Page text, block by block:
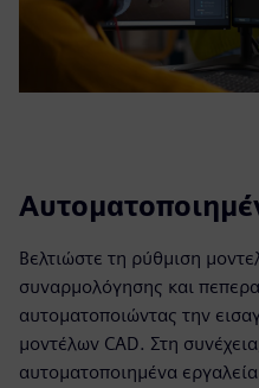
Βελτιώστε τη ρύθμιση
συναρμολόγησης και
αυτοματοποιώντας την
μοντέλων CAD. Στη
αυτοματοποιημένα